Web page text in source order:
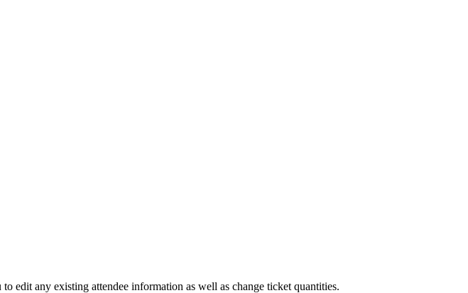
any existing attendee information as well as change ticket quantities.